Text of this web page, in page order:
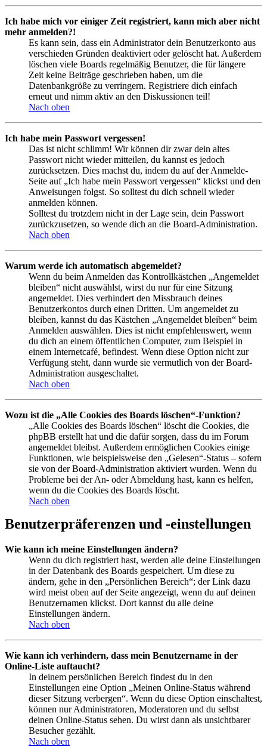
Ich habe mich vor einiger Zeit registriert, kann mich aber nicht
mehr anmelden?!
Es kann sein, dass ein Administrator dein Benutzerkonto aus
verschieden Gründen deaktiviert oder gelöscht hat. Außerdem
löschen viele Boards regelmäßig Benutzer, die für längere
Zeit keine Beiträge geschrieben haben, um die
Datenbankgröße zu verringern. Registriere dich einfach
erneut und nimm aktiv an den Diskussionen teil!
Nach oben
Ich habe mein Passwort vergessen!
Das ist nicht schlimm! Wir können dir zwar dein altes
Passwort nicht wieder mitteilen, du kannst es jedoch
zurücksetzen. Dies machst du, indem du auf der Anmelde-
Seite auf „Ich habe mein Passwort vergessen“ klickst und den
Anweisungen folgst. So solltest du dich schnell wieder
anmelden können.
Solltest du trotzdem nicht in der Lage sein, dein Passwort
zurückzusetzen, so wende dich an die Board-Administration.
Nach oben
Warum werde ich automatisch abgemeldet?
Wenn du beim Anmelden das Kontrollkästchen „Angemeldet
bleiben“ nicht auswählst, wirst du nur für eine Sitzung
angemeldet. Dies verhindert den Missbrauch deines
Benutzerkontos durch einen Dritten. Um angemeldet zu
bleiben, kannst du das Kästchen „Angemeldet bleiben“ beim
Anmelden auswählen. Dies ist nicht empfehlenswert, wenn
du dich an einem öffentlichen Computer, zum Beispiel in
einem Internetcafé, befindest. Wenn diese Option nicht zur
Verfügung steht, dann wurde sie vermutlich von der Board-
Administration ausgeschaltet.
Nach oben
Wozu ist die „Alle Cookies des Boards löschen“-Funktion?
„Alle Cookies des Boards löschen“ löscht die Cookies, die
phpBB erstellt hat und die dafür sorgen, dass du im Forum
angemeldet bleibst. Außerdem ermöglichen Cookies einige
Funktionen, wie beispielsweise den „Gelesen“-Status – sofern
sie von der Board-Administration aktiviert wurden. Wenn du
Probleme bei der An- oder Abmeldung hast, kann es helfen,
wenn du die Cookies des Boards löscht.
Nach oben
Benutzerpräferenzen und -einstellungen
Wie kann ich meine Einstellungen ändern?
Wenn du dich registriert hast, werden alle deine Einstellungen
in der Datenbank des Boards gespeichert. Um diese zu
ändern, gehe in den „Persönlichen Bereich“; der Link dazu
wird meist oben auf der Seite angezeigt, wenn du auf deinen
Benutzernamen klickst. Dort kannst du alle deine
Einstellungen ändern.
Nach oben
Wie kann ich verhindern, dass mein Benutzername in der
Online-Liste auftaucht?
In deinem persönlichen Bereich findest du in den
Einstellungen eine Option „Meinen Online-Status während
dieser Sitzung verbergen“. Wenn du diese Option einschaltest,
können nur Administratoren, Moderatoren und du selbst
deinen Online-Status sehen. Du wirst dann als unsichtbarer
Besucher gezählt.
Nach oben